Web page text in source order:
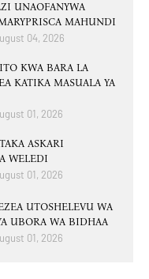
UNAOFANYWA
MAHUNDI
04, 2026
KWA BARA LA
KATIKA MASUALA YA
01, 2026
ASKARI
WELEDI
01, 2026
UTOSHELEVU WA
UBORA WA BIDHAA
01, 2026